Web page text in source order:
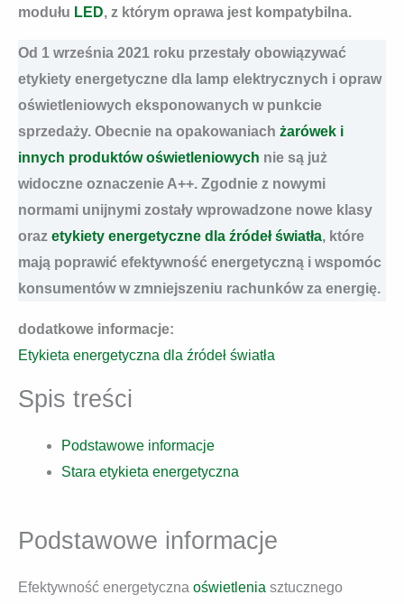
modułu LED, z którym oprawa jest kompatybilna.
Od 1 września 2021 roku przestały obowiązywać
etykiety energetyczne dla lamp elektrycznych i opraw
oświetleniowych eksponowanych w punkcie
sprzedaży. Obecnie na opakowaniach żarówek i
innych produktów oświetleniowych nie są już
widoczne oznaczenie A++. Zgodnie z nowymi
normami unijnymi zostały wprowadzone nowe klasy
oraz etykiety energetyczne dla źródeł światła, które
mają poprawić efektywność energetyczną i wspomóc
konsumentów w zmniejszeniu rachunków za energię.
dodatkowe informacje:
Etykieta energetyczna dla źródeł światła
Spis treści
Podstawowe informacje
Stara etykieta energetyczna
Podstawowe informacje
Efektywność energetyczna oświetlenia sztucznego